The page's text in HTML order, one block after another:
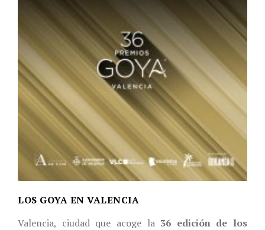
LOS GOYA EN VALENCIA
Valencia, ciudad que acoge la 36 edición de los